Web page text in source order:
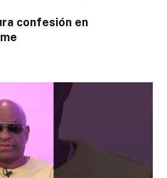
confesión en